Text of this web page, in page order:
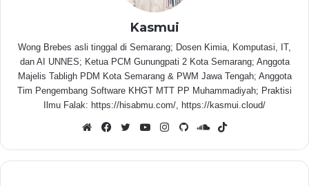
Kasmui
Wong Brebes asli tinggal di Semarang; Dosen Kimia, Komputasi, IT,
dan AI UNNES; Ketua PCM Gunungpati 2 Kota Semarang; Anggota
Majelis Tabligh PDM Kota Semarang & PWM Jawa Tengah; Anggota
Tim Pengembang Software KHGT MTT PP Muhammadiyah; Praktisi
Ilmu Falak: https://hisabmu.com/, https://kasmui.cloud/
WebsiteFacebook
TwitterYouTubeInstagram
GitHubSoundCloud